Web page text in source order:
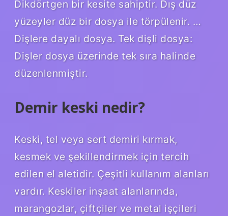
Dikdörtgen bir kesite sahiptir. Dış düz
yüzeyler düz bir dosya ile törpülenir. …
Dişlere dayalı dosya. Tek dişli dosya:
Dişler dosya üzerinde tek sıra halinde
düzenlenmiştir.
Demir keski nedir?
Keski, tel veya sert demiri kırmak,
kesmek ve şekillendirmek için tercih
edilen el aletidir. Çeşitli kullanım alanları
vardır. Keskiler inşaat alanlarında,
marangozlar, çiftçiler ve metal işçileri